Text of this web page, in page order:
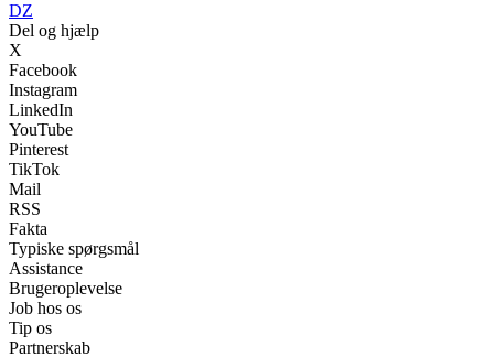
DZ
Del og hjælp
X
Facebook
Instagram
LinkedIn
YouTube
Pinterest
TikTok
Mail
RSS
Fakta
Typiske spørgsmål
Assistance
Brugeroplevelse
Job hos os
Tip os
Partnerskab